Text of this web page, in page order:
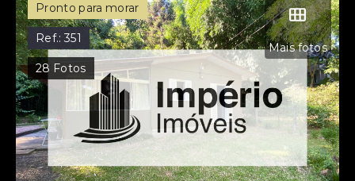
Mais fotos
Pronto para morar
Ref.:351
28 Fotos